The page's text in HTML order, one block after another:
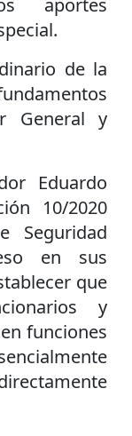
de la
General y
Eduardo
10/2020
Seguridad
en sus
que
y
funciones